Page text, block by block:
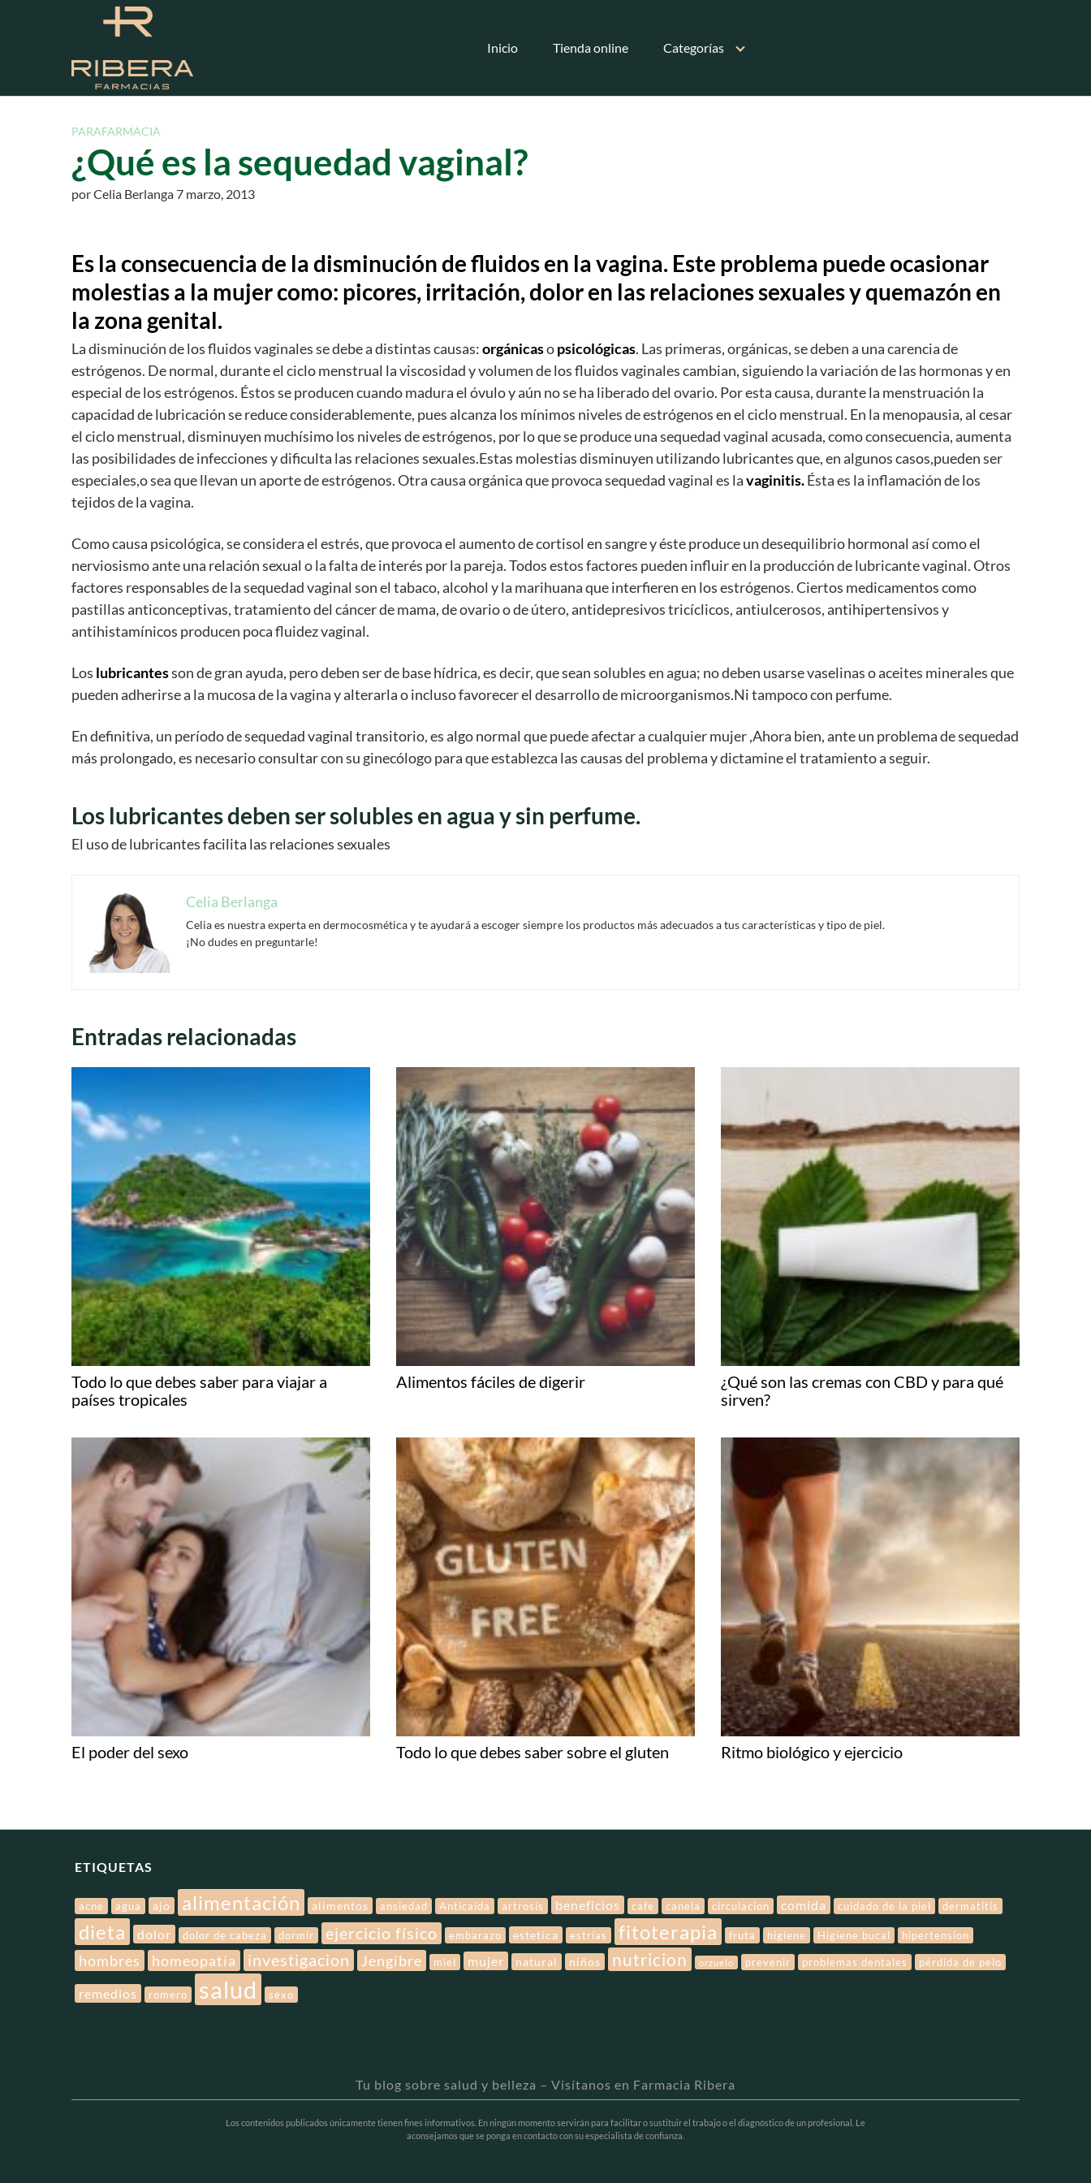
Inicio Tienda online Categorías
PARAFARMACIA
¿Qué es la sequedad vaginal?
porCelia Berlanga7 marzo, 2013
Es la consecuencia de la disminución de fluidos en la vagina. Este problema puede ocasionar
molestias a la mujer como: picores, irritación, dolor en las relaciones sexuales y quemazón en
la zona genital.
La disminución de los fluidos vaginales se debe a distintas causas:orgánicasopsicológicas. Las primeras, orgánicas, se deben a una carencia de
estrógenos. De normal, durante el ciclo menstrual la viscosidad y volumen de los fluidos vaginales cambian, siguiendo la variación de las hormonas y en
especial de los estrógenos. Éstos se producen cuando madura el óvulo y aún no se ha liberado del ovario. Por esta causa, durante la menstruación la
capacidad de lubricación se reduce considerablemente, pues alcanza los mínimos niveles de estrógenos en el ciclo menstrual. En la menopausia, al cesar
el ciclo menstrual, disminuyen muchísimo los niveles de estrógenos, por lo que se produce una sequedad vaginal acusada, como consecuencia, aumenta
las posibilidades de infecciones y dificulta las relaciones sexuales.Estas molestias disminuyen utilizando lubricantes que, en algunos casos,pueden ser
especiales,o sea que llevan un aporte de estrógenos. Otra causa orgánica que provoca sequedad vaginal es lavaginitis.Ésta es la inflamación de los
tejidos de la vagina.
Como causa psicológica, se considera el estrés, que provoca el aumento de cortisol en sangre y éste produce un desequilibrio hormonal así como el
nerviosismo ante una relación sexual o la falta de interés por la pareja. Todos estos factores pueden influir en la producción de lubricante vaginal. Otros
factores responsables de la sequedad vaginal son el tabaco, alcohol y la marihuana que interfieren en los estrógenos. Ciertos medicamentos como
pastillas anticonceptivas, tratamiento del cáncer de mama, de ovario o de útero, antidepresivos tricíclicos, antiulcerosos, antihipertensivos y
antihistamínicos producen poca fluidez vaginal.
Los lubricantesson de gran ayuda, pero deben ser de base hídrica, es decir, que sean solubles en agua; no deben usarse vaselinas o aceites minerales que
pueden adherirse a la mucosa de la vagina y alterarla o incluso favorecer el desarrollo de microorganismos.Ni tampoco con perfume.
En definitiva, un período de sequedad vaginal transitorio, es algo normal que puede afectar a cualquier mujer ,Ahora bien, ante un problema de sequedad
más prolongado, es necesario consultar con su ginecólogo para que establezca las causas del problema y dictamine el tratamiento a seguir.
Los lubricantes deben ser solubles en agua y sin perfume.
El uso de lubricantes facilita las relaciones sexuales
Celia Berlanga
Celia es nuestra experta en dermocosmética y te ayudará a escoger siempre los productos más adecuados a tus características y tipo de piel.
¡No dudes en preguntarle!
Entradas relacionadas
Todo lo que debes saber para viajar a
países tropicales
Alimentos fáciles de digerir
¿Qué son las cremas con CBD y para qué
sirven?
El poder del sexo Todo lo que debes saber sobre el gluten Ritmo biológico y ejercicio
ETIQUETAS
acne agua ajo alimentación alimentos ansiedad Anticaida artrosis beneficios cafe canela circulacion comida cuidado de la piel dermatitis
dieta dolor dolor de cabeza dormir ejercicio físico embarazo estetica estrías fitoterapia fruta higiene Higiene bucal hipertension
hombres homeopatía investigacion Jengibre miel mujer natural niños nutricion orzuelo prevenir problemas dentales pérdida de pelo
remedios romero salud sexo
Tu blog sobre salud y belleza – Visítanos en Farmacia Ribera
Los contenidos publicados únicamente tienen fines informativos. En ningún momento servirán para facilitar o sustituir el trabajo o el diagnóstico de un profesional. Le
aconsejamos que se ponga en contacto con su especialista de confianza.